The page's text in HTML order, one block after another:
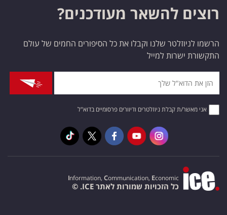
רוצים להשאר מעודכנים?
הרשמו לניוזלטר שלנו וקבלו את כל הסיפורים החמים של עולם
התקשורת ישרות למייל
אני מאשר/ת קבלת ניוזלטרים ודיוורים פרסומיים בדוא"ל
Information, Communication, Economic
כל הזכויות שמורות לאתר ICE. ©